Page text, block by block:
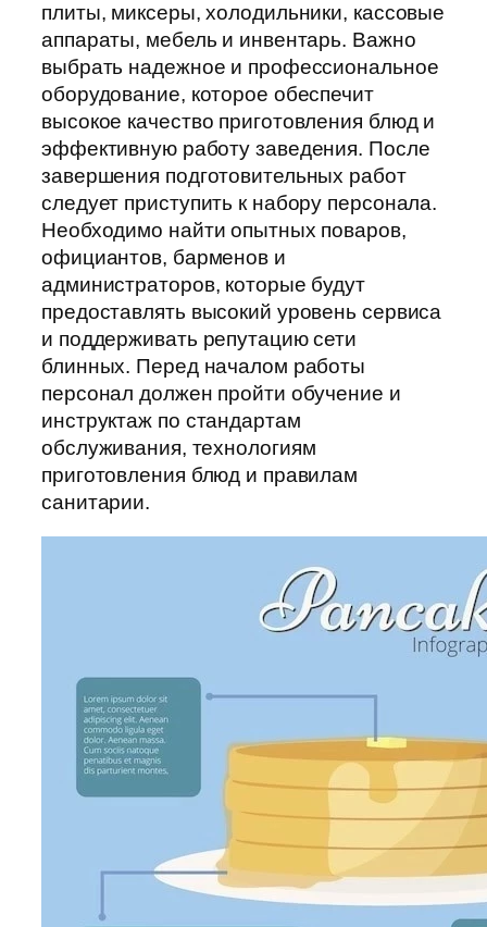
плиты, миксеры, холодильники, кассовые
аппараты, мебель и инвентарь. Важно
выбрать надежное и профессиональное
оборудование, которое обеспечит
высокое качество приготовления блюд и
эффективную работу заведения. После
завершения подготовительных работ
следует приступить к набору персонала.
Необходимо найти опытных поваров,
официантов, барменов и
администраторов, которые будут
предоставлять высокий уровень сервиса
и поддерживать репутацию сети
блинных. Перед началом работы
персонал должен пройти обучение и
инструктаж по стандартам
обслуживания, технологиям
приготовления блюд и правилам
санитарии.